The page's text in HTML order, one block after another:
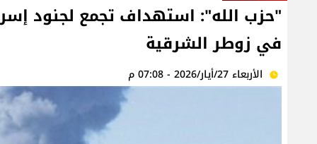
في زوطر الشرقية
الأربعاء 27/أيار/2026 - 07:08 م